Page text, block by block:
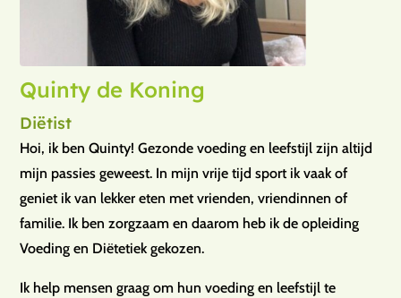
Quinty de Koning
Diëtist
Hoi, ik ben Quinty! Gezonde voeding en leefstijl zijn altijd
mijn passies geweest. In mijn vrije tijd sport ik vaak of
geniet ik van lekker eten met vrienden, vriendinnen of
familie. Ik ben zorgzaam en daarom heb ik de opleiding
Voeding en Diëtetiek gekozen.
Ik help mensen graag om hun voeding en leefstijl te